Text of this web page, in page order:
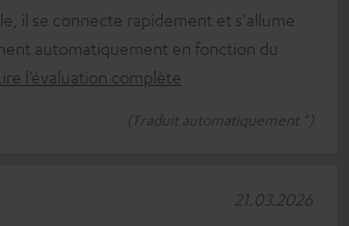
il se connecte rapidement et s'allume
automatiquement en fonction du
Lire l’évaluation complète
(Traduit automatiquement *)
21.03.2026